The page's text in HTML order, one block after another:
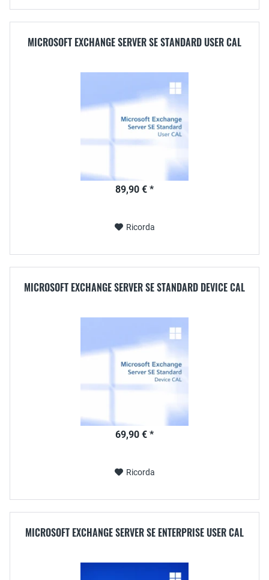
MICROSOFT EXCHANGE SERVER SE STANDARD USER CAL
89,90 € *
Ricorda
MICROSOFT EXCHANGE SERVER SE STANDARD DEVICE CAL
69,90 € *
Ricorda
MICROSOFT EXCHANGE SERVER SE ENTERPRISE USER CAL